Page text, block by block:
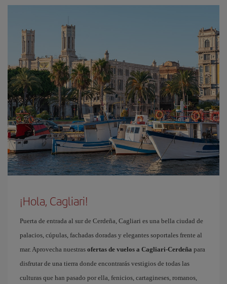
¡Hola, Cagliari!
Puerta de entrada al sur de Cerdeña, Cagliari es una bella ciudad de
palacios, cúpulas, fachadas doradas y elegantes soportales frente al
mar. Aprovecha nuestras ofertas de vuelos a Cagliari-Cerdeña para
disfrutar de una tierra donde encontrarás vestigios de todas las
culturas que han pasado por ella, fenicios, cartagineses, romanos,